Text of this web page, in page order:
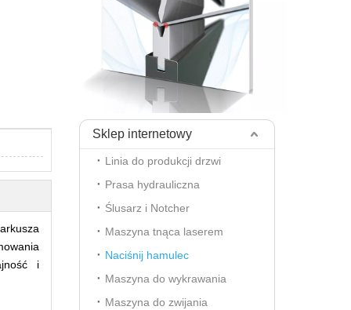
i
Sklep internetowy
Linia do produkcji drzwi
Prasa hydrauliczna
Ślusarz i Notcher
Maszyna tnąca laserem
Naciśnij hamulec
Maszyna do wykrawania
Maszyna do zwijania